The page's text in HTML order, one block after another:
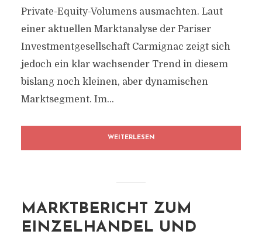
Private-Equity-Volumens ausmachten. Laut
einer aktuellen Marktanalyse der Pariser
Investmentgesellschaft Carmignac zeigt sich
jedoch ein klar wachsender Trend in diesem
bislang noch kleinen, aber dynamischen
Marktsegment. Im...
WEITERLESEN
MARKTBERICHT ZUM
EINZELHANDEL UND